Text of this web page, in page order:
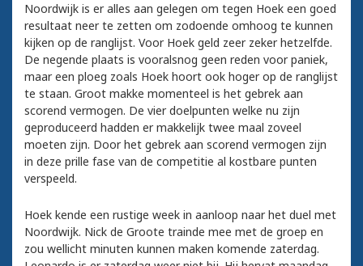
Noordwijk is er alles aan gelegen om tegen Hoek een goed
resultaat neer te zetten om zodoende omhoog te kunnen
kijken op de ranglijst. Voor Hoek geld zeer zeker hetzelfde.
De negende plaats is vooralsnog geen reden voor paniek,
maar een ploeg zoals Hoek hoort ook hoger op de ranglijst
te staan. Groot makke momenteel is het gebrek aan
scorend vermogen. De vier doelpunten welke nu zijn
geproduceerd hadden er makkelijk twee maal zoveel
moeten zijn. Door het gebrek aan scorend vermogen zijn
in deze prille fase van de competitie al kostbare punten
verspeeld.
Hoek kende een rustige week in aanloop naar het duel met
Noordwijk. Nick de Groote trainde mee met de groep en
zou wellicht minuten kunnen maken komende zaterdag.